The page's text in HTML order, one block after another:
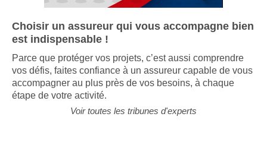
Choisir un assureur qui vous accompagne bien
est indispensable !
Parce que protéger vos projets, c’est aussi comprendre
vos défis, faites confiance à un assureur capable de vous
accompagner au plus près de vos besoins, à chaque
étape de votre activité.
Voir toutes les tribunes d'experts